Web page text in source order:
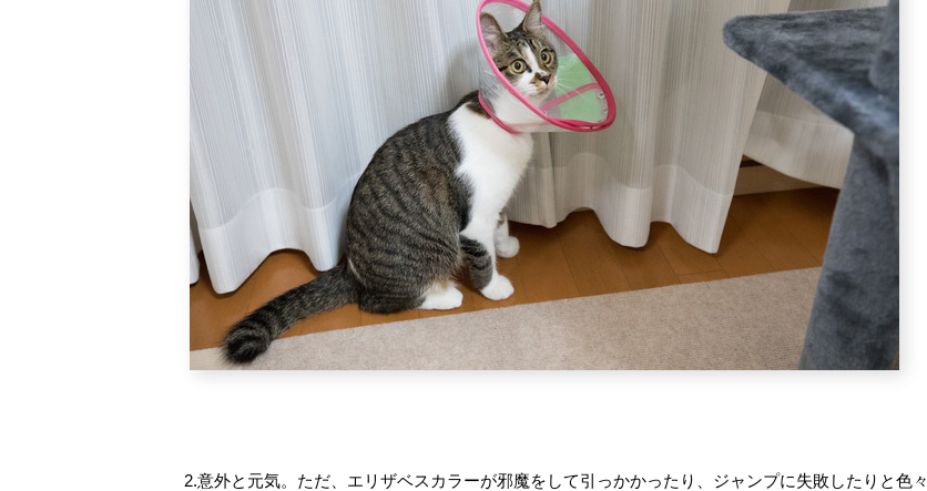
2.意外と元気。ただ、エリザベスカラーが邪魔をして引っかかったり、ジャンプに失敗したりと色々